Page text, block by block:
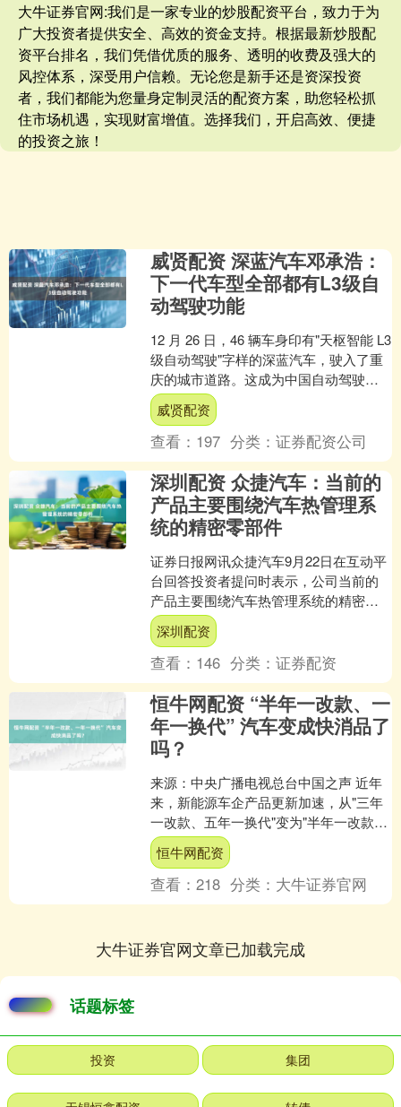
大牛证券官网:我们是一家专业的炒股配资平台，致力于为
广大投资者提供安全、高效的资金支持。根据最新炒股配
资平台排名，我们凭借优质的服务、透明的收费及强大的
风控体系，深受用户信赖。无论您是新手还是资深投资
者，我们都能为您量身定制灵活的配资方案，助您轻松抓
住市场机遇，实现财富增值。选择我们，开启高效、便捷
的投资之旅！
威贤配资 深蓝汽车邓承浩：
下一代车型全部都有L3级自
动驾驶功能
12 月 26 日，46 辆车身印有"天枢智能 L3
级自动驾驶"字样的深蓝汽车，驶入了重
庆的城市道路。这成为中国自动驾驶技
术发展中的重要一幕，意味着 L3 级....
威贤配资
查看： 197 分类：证券配资公司
深圳配资 众捷汽车：当前的
产品主要围绕汽车热管理系
统的精密零部件
证券日报网讯众捷汽车9月22日在互动平
台回答投资者提问时表示，公司当前的
产品主要围绕汽车热管理系统的精密零
部件。未来将会依托已具备的核心优
势，专注汽车节能环保、....
深圳配资
查看： 146 分类：证券配资
恒牛网配资 “半年一改款、一
年一换代” 汽车变成快消品了
吗？
来源：中央广播电视总台中国之声 近年
来，新能源车企产品更新加速，从"三年
一改款、五年一换代"变为"半年一改款、
一年一换代"，还出现"年抛型电车"说
法，引发"汽车....
恒牛网配资
查看：218 分类： 大牛证券官网
大牛证券官网文章已加载完成
话题标签
投资 集团